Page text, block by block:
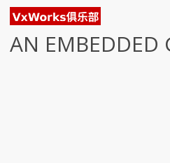
AN EMBEDDED